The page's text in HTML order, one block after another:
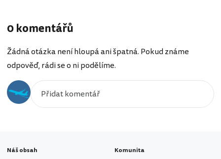
0 komentářů
Žádná otázka není hloupá ani špatná. Pokud známe
odpověď, rádi se o ni podělíme.
Náš obsah Komunita